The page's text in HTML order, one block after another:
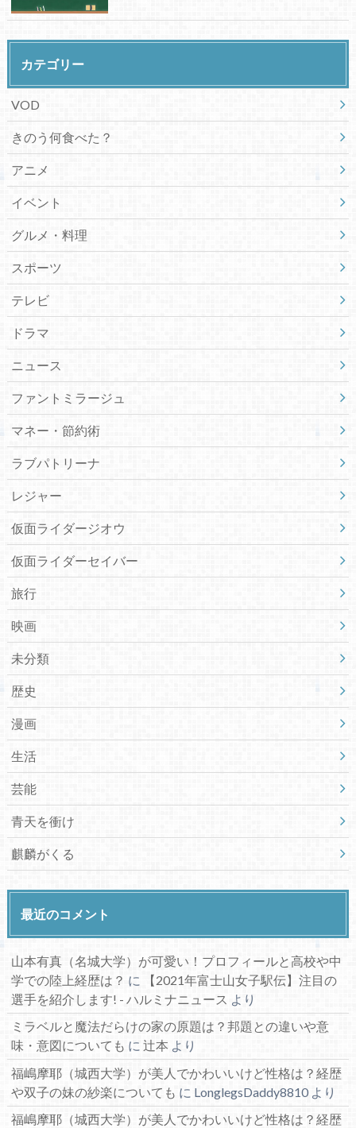
カテゴリー
VOD
きのう何食べた？
アニメ
イベント
グルメ・料理
スポーツ
テレビ
ドラマ
ニュース
ファントミラージュ
マネー・節約術
ラブパトリーナ
レジャー
仮面ライダージオウ
仮面ライダーセイバー
旅行
映画
未分類
歴史
漫画
生活
芸能
青天を衝け
麒麟がくる
最近のコメント
山本有真（名城大学）が可愛い！プロフィールと高校や中
学での陸上経歴は？ に
【2021年富士山女子駅伝】注目の
選手を紹介します! - ハルミナニュース より
ミラベルと魔法だらけの家の原題は？邦題との違いや意
味・意図についても に 辻本 より
福嶋摩耶（城西大学）が美人でかわいいけど性格は？経歴
や双子の妹の紗楽についても に LonglegsDaddy8810より
福嶋摩耶（城西大学）が美人でかわいいけど性格は？経歴